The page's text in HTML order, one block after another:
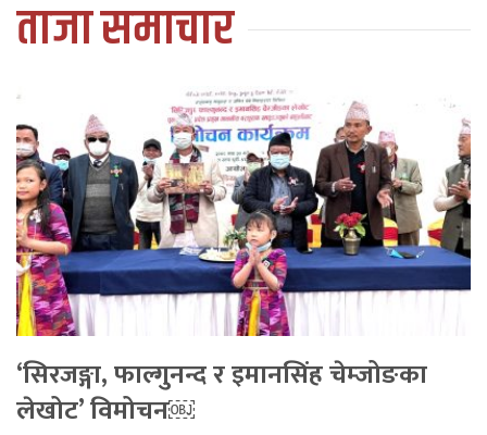
ताजा समाचार
‘सिरजङ्गा, फाल्गुनन्द र इमानसिंह चेम्जोङका
लेखोट’ विमोचन￼